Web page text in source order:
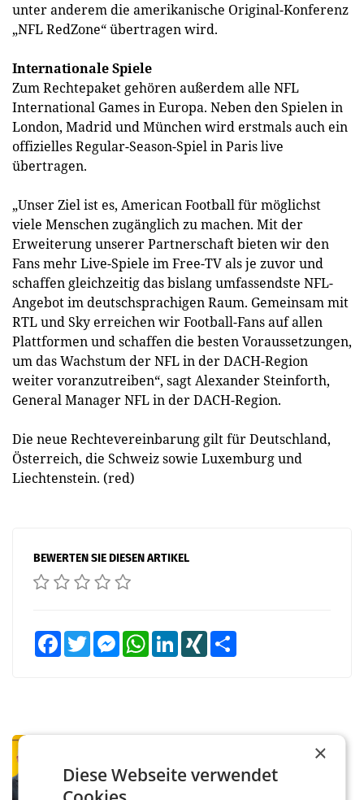
unter anderem die amerikanische Original-Konferenz
„NFL RedZone“ übertragen wird.
Internationale Spiele
Zum Rechtepaket gehören außerdem alle NFL
International Games in Europa. Neben den Spielen in
London, Madrid und München wird erstmals auch ein
offizielles Regular-Season-Spiel in Paris live
übertragen.
„Unser Ziel ist es, American Football für möglichst
viele Menschen zugänglich zu machen. Mit der
Erweiterung unserer Partnerschaft bieten wir den
Fans mehr Live-Spiele im Free-TV als je zuvor und
schaffen gleichzeitig das bislang umfassendste NFL-
Angebot im deutschsprachigen Raum. Gemeinsam mit
RTL und Sky erreichen wir Football-Fans auf allen
Plattformen und schaffen die besten Voraussetzungen,
um das Wachstum der NFL in der DACH-Region
weiter voranzutreiben“, sagt Alexander Steinforth,
General Manager NFL in der DACH-Region.
Die neue Rechtevereinbarung gilt für Deutschland,
Österreich, die Schweiz sowie Luxemburg und
Liechtenstein. (red)
BEWERTEN SIE DIESEN ARTIKEL
FacebookTwitter MessengerWhatsAppLinkedInXING
Österreichische Post: Umsatzplus im
ersten Halbjahr trotz schwachem
×
Diese Webseite verwendet